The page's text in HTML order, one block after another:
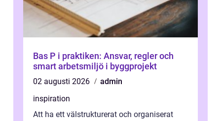
Bas P i praktiken: Ansvar, regler och
smart arbetsmiljö i byggprojekt
02 augusti 2026
admin
inspiration
Att ha ett välstrukturerat och organiserat